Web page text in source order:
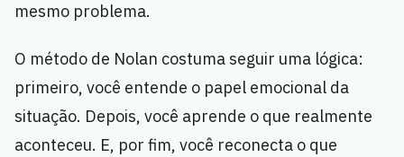
mesmo problema.
O método de Nolan costuma seguir uma lógica:
primeiro, você entende o papel emocional da
situação. Depois, você aprende o que realmente
aconteceu. E, por fim, você reconecta o que